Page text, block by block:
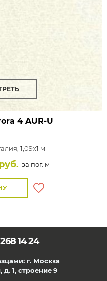
4 AUR-U
1,09x1 м
за пог. м
268 14 24
г. Москва
д. 1, строение 9